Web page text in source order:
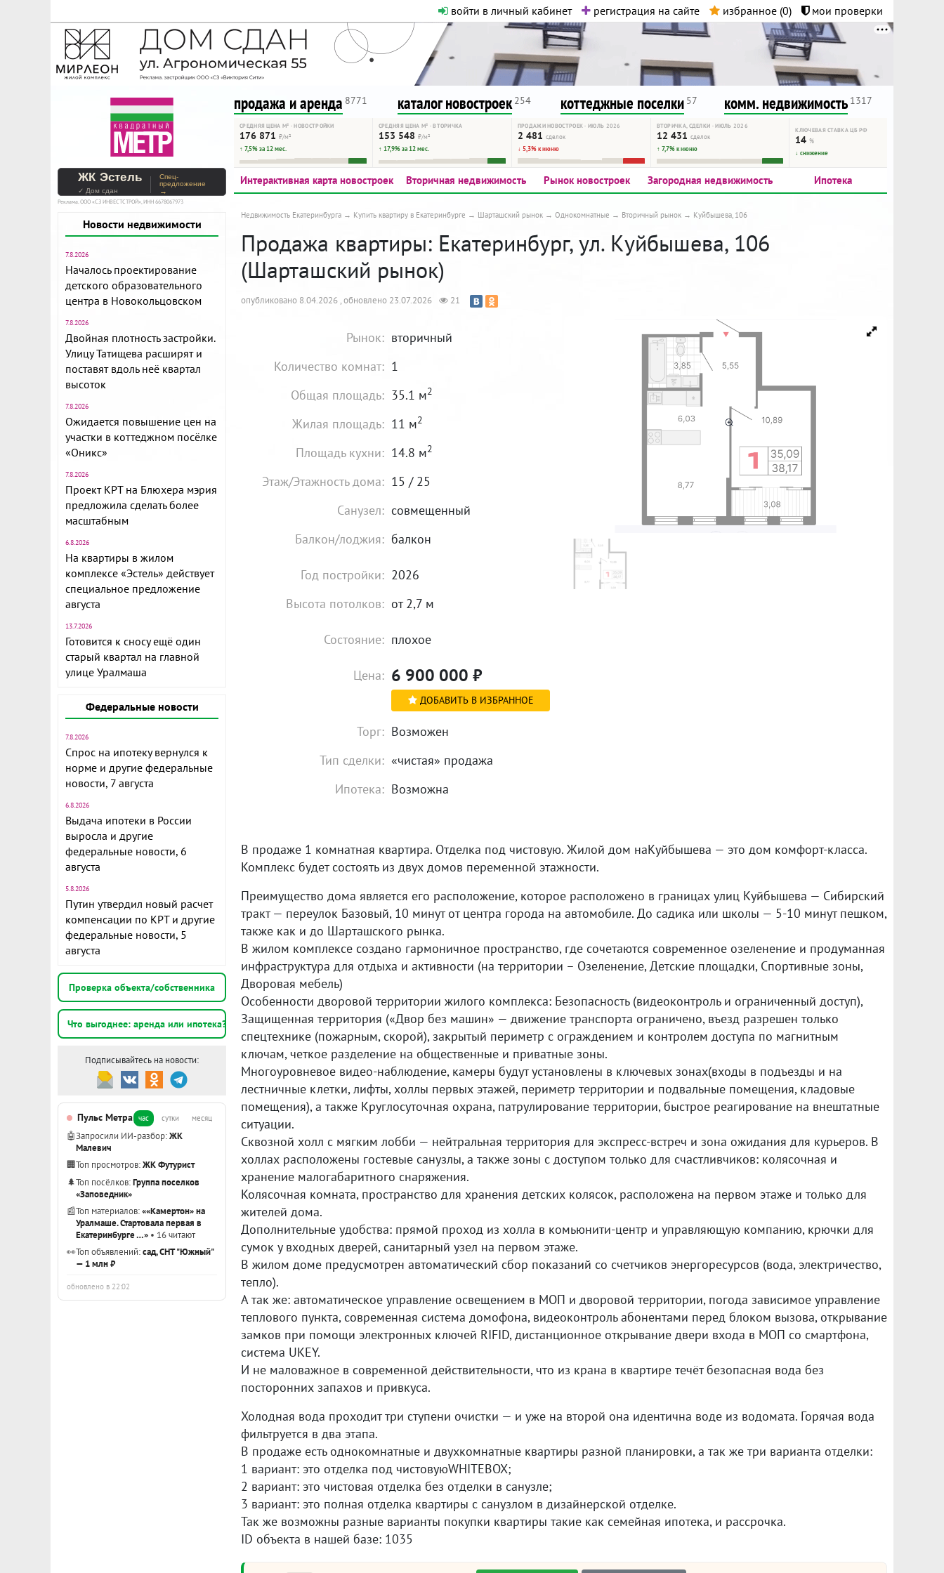
войти в личный кабинет регистрация на сайте избранное (0) мои проверки
На Метре реклама - только нормальная. Никакого шок-контента.
Помогайте независимому ресурсу, как он помогает вам. Удачи!
продажа и аренда 8771 каталог новостроек 254 коттеджные поселки 57 комм. недвижимость 1317
СРЕДНЯЯ ЦЕНА М² · НОВОСТРОЙКИ
176 871 ₽/м²
↑ 7,5% за 12 мес.
СРЕДНЯЯ ЦЕНА М² · ВТОРИЧКА
153 548 ₽/м²
↑ 17,9% за 12 мес.
ПРОДАЖИ НОВОСТРОЕК · ИЮЛЬ 2026
2 481 сделок
↓ 5,3% к июню
ВТОРИЧКА, СДЕЛКИ · ИЮЛЬ 2026
12 431 сделок
↑ 7,7% к июню
КЛЮЧЕВАЯ СТАВКА ЦБ РФ
14%
↓ снижение
ЖК Эстель
✓ Дом сдан
Спец-
предложение
→
Реклама. ООО «СЗ ИНВЕСТСТРОЙ», ИНН 6678067973
Новости недвижимости
7.8.2026
Началось проектирование
детского образовательного
центра в Новокольцовском
7.8.2026
Двойная плотность застройки.
Улицу Татищева расширят и
поставят вдоль неё квартал
высоток
7.8.2026
Ожидается повышение цен на
участки в коттеджном посёлке
«Оникс»
7.8.2026
Проект КРТ на Блюхера мэрия
предложила сделать более
масштабным
6.8.2026
На квартиры в жилом
комплексе «Эстель» действует
специальное предложение
августа
13.7.2026
Готовится к сносу ещё один
старый квартал на главной
улице Уралмаша
Федеральные новости
7.8.2026
Спрос на ипотеку вернулся к
норме и другие федеральные
новости, 7 августа
6.8.2026
Выдача ипотеки в России
выросла и другие
федеральные новости, 6
августа
5.8.2026
Путин утвердил новый расчет
компенсации по КРТ и другие
федеральные новости, 5
августа
Проверка объекта/собственника
Что выгоднее: аренда или ипотека?
Подписывайтесь на новости:
Пульс Метра час сутки месяц
🤖Запросили ИИ-разбор:ЖК
Малевич
🏢Топ просмотров:ЖК Футурист
🌲Топ посёлков:Группа поселков
«Заповедник»
📰Топ материалов:««Камертон» на
Уралмаше. Стартовала первая в
Екатеринбурге …» • 16 читают
👀Топ объявлений:сад, СНТ "Южный"
— 1 млн ₽
обновлено в 22:02
Интерактивная карта новостроек Вторичная недвижимость Рынок новостроек Загородная недвижимость Ипотека
Недвижимость Екатеринбурга Купить квартиру в Екатеринбурге Шарташский рынок Однокомнатные Вторичный рынок Куйбышева, 106
Продажа квартиры: Екатеринбург, ул. Куйбышева, 106
(Шарташский рынок)
опубликовано 8.04.2026 , обновлено 23.07.2026 21
Рынок: вторичный
Количество комнат: 1
Общая площадь: 35.1 м2
Жилая площадь: 11 м2
Площадь кухни: 14.8 м2
Этаж/Этажность дома: 15 / 25
Санузел: совмещенный
Балкон/лоджия: балкон
Год постройки: 2026
Высота потолков: от 2,7 м
Состояние: плохое
Цена: 6 900 000 ₽
ДОБАВИТЬ В ИЗБРАННОЕ
Торг: Возможен
Тип сделки: «чистая» продажа
Ипотека: Возможна
В продаже 1 комнатная квартира. Отделка под чистовую. Жилой дом наКуйбышева — это дом комфорт-класса.
Комплекс будет состоять из двух домов переменной этажности.
Преимущество дома является его расположение, которое расположено в границах улиц Куйбышева — Сибирский
тракт — переулок Базовый, 10 минут от центра города на автомобиле. До садика или школы — 5-10 минут пешком,
также как и до Шарташского рынка.
В жилом комплексе создано гармоничное пространство, где сочетаются современное озеленение и продуманная
инфраструктура для отдыха и активности (на территории – Озеленение, Детские площадки, Спортивные зоны,
Дворовая мебель)
Особенности дворовой территории жилого комплекса: Безопасность (видеоконтроль и ограниченный доступ),
Защищенная территория («Двор без машин» — движение транспорта ограничено, въезд разрешен только
спецтехнике (пожарным, скорой), закрытый периметр с ограждением и контролем доступа по магнитным
ключам, четкое разделение на общественные и приватные зоны.
Многоуровневое видео-наблюдение, камеры будут установлены в ключевых зонах(входы в подъезды и на
лестничные клетки, лифты, холлы первых этажей, периметр территории и подвальные помещения, кладовые
помещения), а также Круглосуточная охрана, патрулирование территории, быстрое реагирование на внештатные
ситуации.
Сквозной холл с мягким лобби — нейтральная территория для экспресс-встреч и зона ожидания для курьеров. В
холлах расположены гостевые санузлы, а также зоны с доступом только для счастливчиков: колясочная и
хранение малогабаритного снаряжения.
Колясочная комната, пространство для хранения детских колясок, расположена на первом этаже и только для
жителей дома.
Дополнительные удобства: прямой проход из холла в комьюнити-центр и управляющую компанию, крючки для
сумок у входных дверей, санитарный узел на первом этаже.
В жилом доме предусмотрен автоматический сбор показаний со счетчиков энергоресурсов (вода, электричество,
тепло).
А так же: автоматическое управление освещением в МОП и дворовой территории, погода зависимое управление
теплового пункта, современная система домофона, видеоконтроль абонентами перед блоком вызова, открывание
замков при помощи электронных ключей RIFID, дистанционное открывание двери входа в МОП со смартфона,
система UKEY.
И не маловажное в современной действительности, что из крана в квартире течёт безопасная вода без
посторонних запахов и привкуса.
Холодная вода проходит три ступени очистки — и уже на второй она идентична воде из водомата. Горячая вода
фильтруется в два этапа.
В продаже есть однокомнатные и двухкомнатные квартиры разной планировки, а так же три варианта отделки:
1 вариант: это отделка под чистовуюWHITEBOX;
2 вариант: это чистовая отделка без отделки в санузле;
3 вариант: это полная отделка квартиры с санузлом в дизайнерской отделке.
Так же возможны разные варианты покупки квартиры такие как семейная ипотека, и рассрочка.
ID объекта в нашей базе: 1035